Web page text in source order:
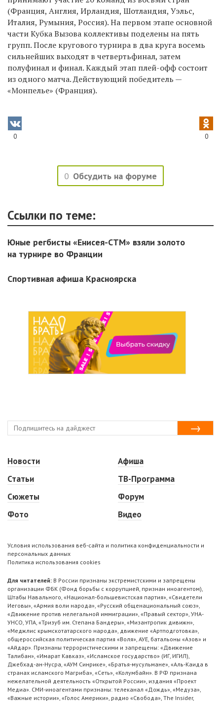
(Франция, Англия, Ирландия, Шотландия, Уэльс,
Италия, Румыния, Россия). На первом этапе основной
части Кубка Вызова коллективы поделены на пять
групп. После кругового турнира в два круга восемь
сильнейших выходят в четвертьфинал, затем
полуфинал и финал. Каждый этап плей-офф состоит
из одного матча. Действующий победитель —
«Монпелье» (Франция).
0 0
0 Обсудить на форуме
Ссылки по теме:
Юные регбисты «Енисея-СТМ» взяли золото
на турнире во Франции
Спортивная афиша Красноярска
Новости
Статьи
Сюжеты
Фото
Афиша
ТВ-Программа
Форум
Видео
Условия использования веб-сайта и политика конфиденциальности и
персональных данных
Политика использования cookies
Для читателей: В России признаны экстремистскими и запрещены
организации ФБК (Фонд борьбы с коррупцией, признан иноагентом),
Штабы Навального, «Национал-большевистская партия», «Свидетели
Иеговы», «Армия воли народа», «Русский общенациональный союз»,
«Движение против нелегальной иммиграции», «Правый сектор», УНА-
УНСО, УПА, «Тризуб им. Степана Бандеры», «Мизантропик дивижн»,
«Меджлис крымскотатарского народа», движение «Артподготовка»,
общероссийская политическая партия «Воля», АУЕ, батальоны «Азов» и
«Айдар». Признаны террористическими и запрещены: «Движение
Талибан», «Имарат Кавказ», «Исламское государство» (ИГ, ИГИЛ),
Джебхад-ан-Нусра, «АУМ Синрике», «Братья-мусульмане», «Аль-Каида в
странах исламского Магриба», «Сеть», «Колумбайн». В РФ признана
нежелательной деятельность «Открытой России», издания «Проект
Медиа». СМИ-иноагентами признаны: телеканал «Дождь», «Медуза»,
«Важные истории», «Голос Америки», радио «Свобода», The Insider,